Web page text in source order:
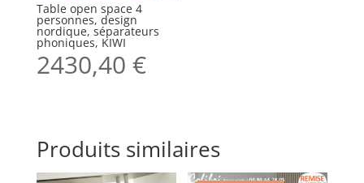
Table open space 4
personnes, design
nordique, séparateurs
phoniques, KIWI
2430,40 €
Produits similaires